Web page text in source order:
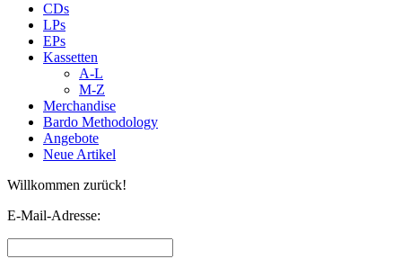
CDs
LPs
EPs
Kassetten
A-L
M-Z
Merchandise
Bardo Methodology
Angebote
Neue Artikel
Willkommen zurück!
E-Mail-Adresse: